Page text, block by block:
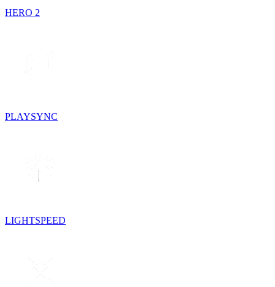
HERO 2
PLAYSYNC
LIGHTSPEED